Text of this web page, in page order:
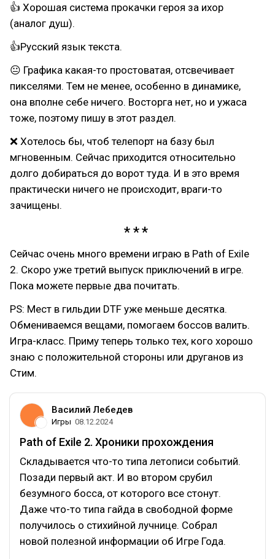
👍 Хорошая система прокачки героя за ихор
(аналог душ).
👍Русский язык текста.
😐 Графика какая-то простоватая, отсвечивает
пикселями. Тем не менее, особенно в динамике,
она вполне себе ничего. Восторга нет, но и ужаса
тоже, поэтому пишу в этот раздел.
❌ Хотелось бы, чтоб телепорт на базу был
мгновенным. Сейчас приходится относительно
долго добираться до ворот туда. И в это время
практически ничего не происходит, враги-то
зачищены.
Сейчас очень много времени играю в Path of Exile
2. Скоро уже третий выпуск приключений в игре.
Пока можете первые два почитать.
PS: Мест в гильдии DTF уже меньше десятка.
Обмениваемся вещами, помогаем боссов валить.
Игра-класс. Приму теперь только тех, кого хорошо
знаю с положительной стороны или друганов из
Стим.
Василий Лебедев
Игры 08.12.2024
Path of Exile 2. Хроники прохождения
Складывается что-то типа летописи событий.
Позади первый акт. И во втором срубил
безумного босса, от которого все стонут.
Даже что-то типа гайда в свободной форме
получилось о стихийной лучнице. Собрал
новой полезной информации об Игре Года.